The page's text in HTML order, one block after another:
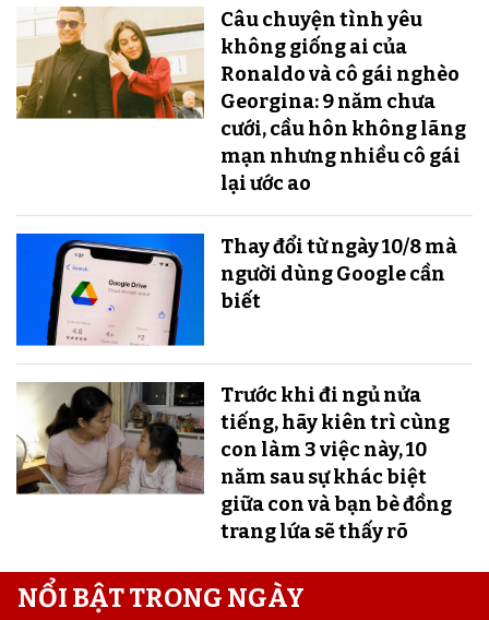
Câu chuyện tình yêu
không giống ai của
Ronaldo và cô gái nghèo
Georgina: 9 năm chưa
cưới, cầu hôn không lãng
mạn nhưng nhiều cô gái
lại ước ao
Thay đổi từ ngày 10/8 mà
người dùng Google cần
biết
Trước khi đi ngủ nửa
tiếng, hãy kiên trì cùng
con làm 3 việc này, 10
năm sau sự khác biệt
giữa con và bạn bè đồng
trang lứa sẽ thấy rõ
NỔI BẬT TRONG NGÀY